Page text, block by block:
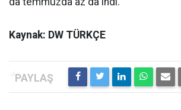
Kaynak: DW TÜRKÇE